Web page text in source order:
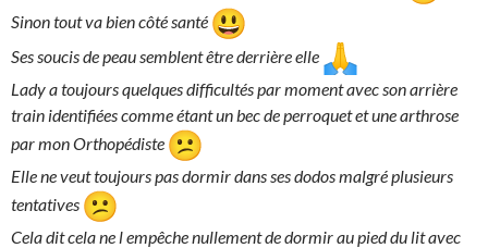
Sinon tout va bien côté santé
Ses soucis de peau semblent être derrière elle
Lady a toujours quelques difficultés par moment avec son arrière
train identifiées comme étant un bec de perroquet et une arthrose
par mon Orthopédiste
Elle ne veut toujours pas dormir dans ses dodos malgré plusieurs
tentatives
Cela dit cela ne l empêche nullement de dormir au pied du lit avec